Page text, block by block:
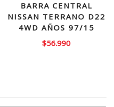
BARRA CENTRAL
NISSAN TERRANO D22
4WD AÑOS 97/15
$56.990